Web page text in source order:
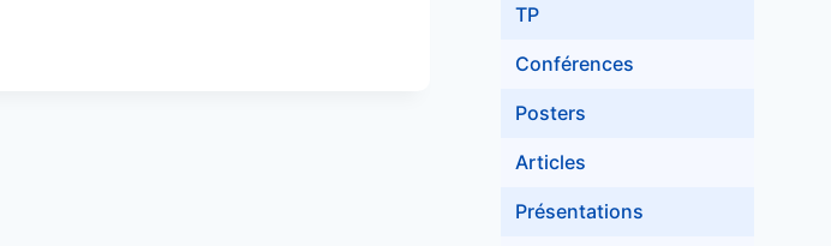
TP
Conférences
Posters
Articles
Présentations